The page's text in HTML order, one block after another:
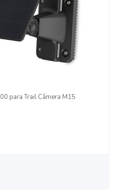
para Trail Câmera M15